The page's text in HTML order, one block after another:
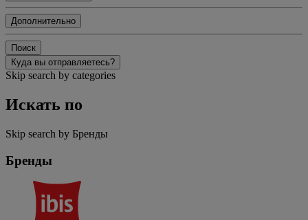
Дополнительно
Поиск
Куда вы отправляетесь?
Skip search by categories
Искать по
Skip search by Бренды
Бренды